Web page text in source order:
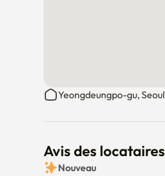
Yeongdeungpo-gu, Seoul
Avis des locataires
Nouveau